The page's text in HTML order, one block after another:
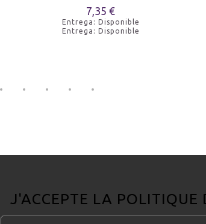
7,35 €
Entrega: Disponible
Entrega: Disponible
J'ACCEPTE LA POLITIQUE